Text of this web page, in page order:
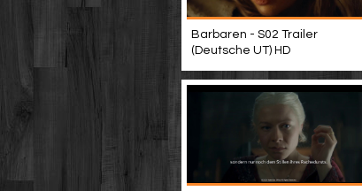
Barbaren - S02 Trailer
(Deutsche UT) HD